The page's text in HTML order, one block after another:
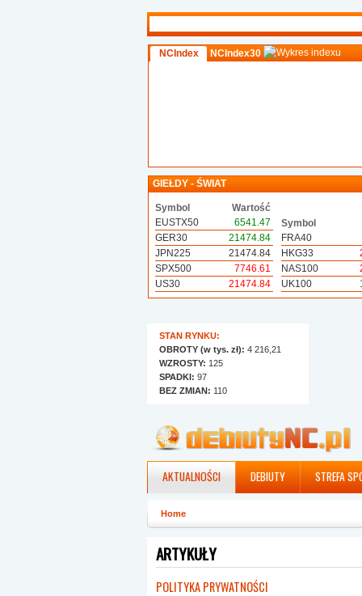
NCIndex NCIndex30
GIEŁDY - ŚWIAT
Symbol
Wartość
EUSTX50
6541.47
GER30
21474.84
JPN225
21474.84
SPX500
7746.61
US30
21474.84
Symbol
FRA40
HKG33
NAS100
UK100
STAN RYNKU:
OBROTY (w tys. zł): 4 216,21
WZROSTY: 125
SPADKI: 97
BEZ ZMIAN: 110
AKTUALNOŚCI DEBIUTY STREFA
Home
ARTYKUŁY
POLITYKA PRYWATNOŚCI